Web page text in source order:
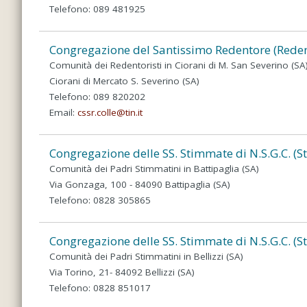
Telefono: 089 481925
Congregazione del Santissimo Redentore
Comunità dei Redentoristi in Ciorani di M. San Severino (SA)
Ciorani di Mercato S. Severino (SA)
Telefono: 089 820202
Email: cssr.colle@tin.it
Congregazione delle SS. Stimmate di N.S.G.C.
Comunità dei Padri Stimmatini in Battipaglia (SA)
Via Gonzaga, 100 - 84090 Battipaglia (SA)
Telefono: 0828 305865
Congregazione delle SS. Stimmate di N.S.G.C.
Comunità dei Padri Stimmatini in Bellizzi (SA)
Via Torino, 21- 84092 Bellizzi (SA)
Telefono: 0828 851017